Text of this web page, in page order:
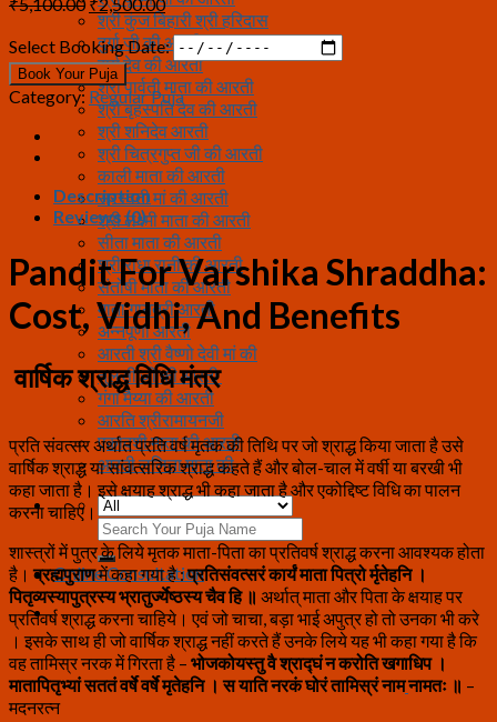
श्री कुंज बिहारी श्री हरिदास
दुर्गा जी की आरती
सूर्य देव की आरती
श्री पार्वती माता की आरती
श्री बृहस्पति देव की आरती
श्री शनिदेव आरती
श्री चित्रगुप्त जी की आरती
काली माता की आरती
सरस्वती मां की आरती
श्री लक्ष्मी माता की आरती
सीता माता की आरती
श्री राधा रानी की आरती
संतोषी माता की आरती
माता गायत्री आरती
अन्नपूर्णा आरती
आरती श्री वैष्णो देवी मां की
तुलसी जी की आरती
गंगा मैय्या की आरती
आरति श्रीरामायनजी
एकादशी माता की आरती
आरती ललिता माता की
Search
for:
Online Consultation
price
was:
₹5,100.00.
price
is:
₹2,500.00.
Select Booking Date:
Book Your Puja
Category: Regular Puja
Description
Reviews (0)
Pandit For Varshika Shraddha:
Cost, Vidhi, And Benefits
वार्षिक श्राद्ध विधि मंत्र
प्रति संवत्सर अर्थात प्रति वर्ष मृतक की तिथि पर जो श्राद्ध किया जाता है उसे
वार्षिक श्राद्ध या सांवत्सरिक श्राद्ध कहते हैं और बोल-चाल में वर्षी या बरखी भी
कहा जाता है। इसे क्षयाह श्राद्ध भी कहा जाता है और एकोद्दिष्ट विधि का पालन
करना चाहिए।
शास्त्रों में पुत्र के लिये मृतक माता-पिता का प्रतिवर्ष श्राद्ध करना आवश्यक होता
है।ब्रह्मपुराणमें कहा गया है :प्रतिसंवत्सरं कार्यं माता पित्रो र्मृतेहनि ।
पितृव्यस्यापुत्रस्य भ्रातुर्ज्येष्ठस्य चैव हि ॥ अर्थात् माता और पिता के क्षयाह पर
प्रतिवर्ष श्राद्ध करना चाहिये। एवं जो चाचा, बड़ा भाई अपुत्र हो तो उनका भी करे
। इसके साथ ही जो वार्षिक श्राद्ध नहीं करते हैं उनके लिये यह भी कहा गया है कि
वह तामिस्र नरक में गिरता है – भोजकोयस्तु वै श्राद्घं न करोति खगाधिप ।
मातापितृभ्यां सततं वर्षे वर्षे मृतेहनि । स याति नरकं घोरं तामिस्रं नामनामतः ॥ –
मदनरत्न